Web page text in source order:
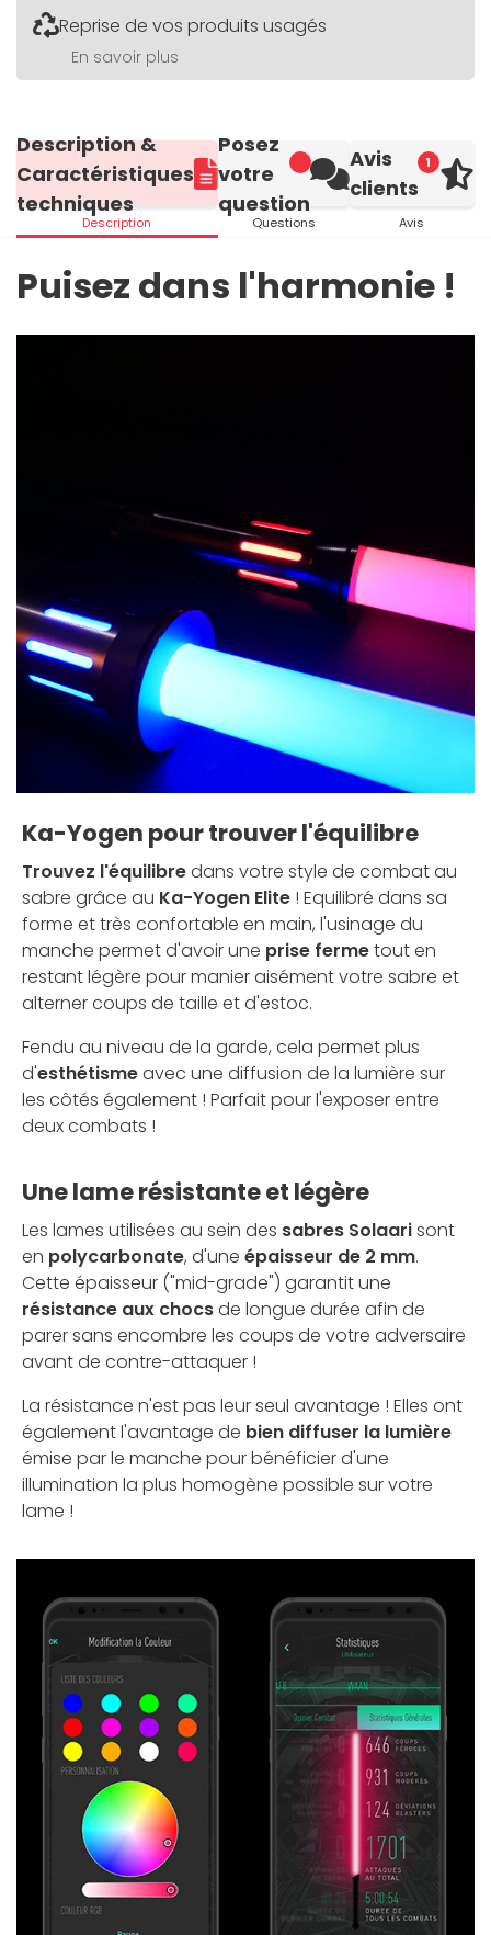
Reprise de vos produits usagés
En savoir plus
Description &
Caractéristiques
techniques
Description
Posez
votre
question
Questions
1
Avis
clients
Avis
Puisez dans l'harmonie !
Ka-Yogen pour trouver l'équilibre
Trouvez l'équilibredans votre style de combat au
sabre grâce au Ka-Yogen Elite ! Equilibré dans sa
forme et très confortable en main, l'usinage du
manche permet d'avoir une prise fermetout en
restant légère pour manier aisément votre sabre et
alterner coups de taille et d'estoc.
Fendu au niveau de la garde, cela permet plus
d'esthétismeavec une diffusion de la lumière sur
les côtés également ! Parfait pour l'exposer entre
deux combats !
Une lame résistante et légère
Les lames utilisées au sein des sabres Solaarisont
en polycarbonate, d'une épaisseur de 2 mm.
Cette épaisseur ("mid-grade") garantit une
résistance aux chocsde longue durée afin de
parer sans encombre les coups de votre adversaire
avant de contre-attaquer !
La résistance n'est pas leur seul avantage ! Elles ont
également l'avantage de bien diffuser la lumière
émise par le manche pour bénéficier d'une
illumination la plus homogène possible sur votre
lame !